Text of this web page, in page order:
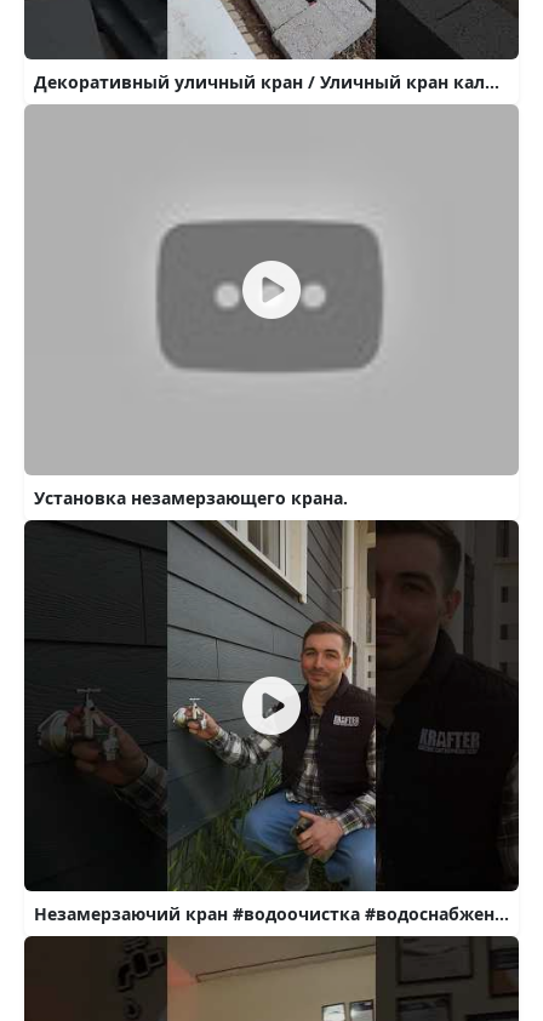
Декоративный уличный кран / Уличный кран калонка #таке #огород #сад #домисад #своимируками #кран
Установка незамерзающего крана.
Незамерзаючий кран #водоочистка #водоснабжение #котедж #котельная #отоплениедома #сантехника